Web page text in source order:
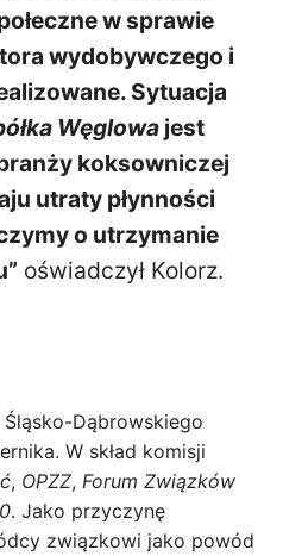
w sprawie
wydobywczego i
Sytuacja
Węglowa jest
koksowniczej
utraty płynności
o utrzymanie
oświadczył Kolorz.
Dąbrowskiego
W skład komisji
, OPZZ, Forum Związków
. Jako przyczynę
związkowi jako powód